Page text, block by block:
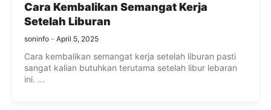
Cara Kembalikan Semangat Kerja
Setelah Liburan
soninfo April 5, 2025
Cara kembalikan semangat kerja setelah liburan pasti
sangat kalian butuhkan terutama setelah libur lebaran
ini. ...